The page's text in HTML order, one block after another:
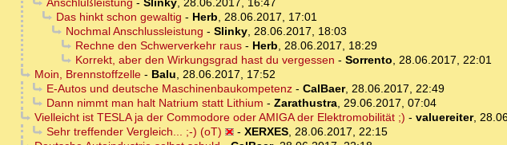
Anschlußleistung - Slinky, 28.06.2017, 16:47
Das hinkt schon gewaltig - Herb, 28.06.2017, 17:01
Nochmal Anschlussleistung - Slinky, 28.06.2017, 18:03
Rechne den Schwerverkehr raus- Herb, 28.06.2017, 18:29
Korrekt, aber den Wirkungsgrad hast du vergessen - Sorrento, 28.06.2017, 22:01
Moin, Brennstoffzelle- Balu, 28.06.2017, 17:52
E-Autos und deutsche Maschinenbaukompetenz- CalBaer, 28.06.2017, 22:49
Dann nimmt man halt Natrium statt Lithium - Zarathustra, 29.06.2017, 07:04
Vielleicht ist TESLA ja der Commodore oder AMIGA der Elektromobilität ;) - valuereiter,
Sehr treffender Vergleich... ;-) (oT)
- XERXES, 28.06.2017, 22:15